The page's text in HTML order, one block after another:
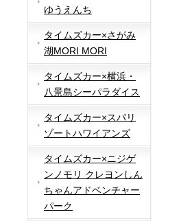
ゆうえんち
タイムズカー×さがみ
湖MORI MORI
タイムズカー×横浜・
八景島シーパラダイス
タイムズカー×スパリ
ゾートハワイアンズ
タイムズカー×ニジゲ
ンノモリ クレヨンしん
ちゃんアドベンチャー
パーク